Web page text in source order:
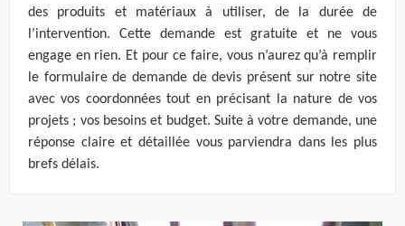
des produits et matériaux à utiliser, de la durée de
l’intervention. Cette demande est gratuite et ne vous
engage en rien. Et pour ce faire, vous n’aurez qu’à remplir
le formulaire de demande de devis présent sur notre site
avec vos coordonnées tout en précisant la nature de vos
projets ; vos besoins et budget. Suite à votre demande, une
réponse claire et détaillée vous parviendra dans les plus
brefs délais.